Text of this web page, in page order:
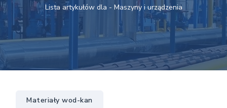
Lista artykułów dla - Maszyny i urządzenia
Materiały wod-kan